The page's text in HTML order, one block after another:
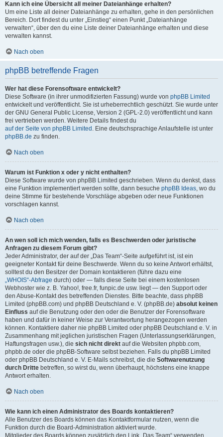
Kann ich eine Übersicht all meiner Dateianhänge erhalten?
Um eine Liste all deiner Dateianhänge zu erhalten, gehe in den persönlichen
Bereich. Dort findest du unter „Einstieg“ einen Punkt „Dateianhänge
verwalten“, über den du eine Liste deiner Dateianhänge erhalten und diese
verwalten kannst.
Nach oben
phpBB betreffende Fragen
Wer hat diese Forensoftware entwickelt?
Diese Software (in ihrer unmodifizierten Fassung) wurde von phpBB Limited
entwickelt und veröffentlicht. Sie ist urheberrechtlich geschützt. Sie wurde unter
der GNU General Public License, Version 2 (GPL-2.0) veröffentlicht und kann
frei vertrieben werden. Weitere Details findest du
auf der Seite von phpBB Limited . Eine deutschsprachige Anlaufstelle ist unter
phpBB.de zu finden.
Nach oben
Warum ist Funktion x oder y nicht enthalten?
Diese Software wurde von phpBB Limited geschrieben. Wenn du denkst, dass
eine Funktion implementiert werden sollte, dann besuche phpBB Ideas, wo du
deine Stimme für bestehende Vorschläge abgeben oder neue Funktionen
vorschlagen kannst.
Nach oben
An wen soll ich mich wenden, falls es Beschwerden oder juristische
Anfragen zu diesem Forum gibt?
Jeder Administrator, der auf der „Das Team“-Seite aufgeführt ist, ist ein
geeigneter Kontakt für deine Beschwerde. Wenn du so keine Antwort erhältst,
solltest du den Besitzer der Domain kontaktieren (führe dazu eine
„WHOIS“-Abfrage durch) oder — falls diese Seite bei einem kostenlosen
Webhoster wie z. B. Yahoo!, free.fr, funpic.de usw. liegt — den Support oder
den Abuse-Kontakt des betreffenden Dienstes. Bitte beachte, dass phpBB
Limited (phpBB.com) und phpBB Deutschland e. V. (phpBB.de) absolut keinen
Einfluss auf die Benutzung oder den oder die Benutzer der Forensoftware
haben und dafür in keiner Weise zur Verantwortung herangezogen werden
können. Kontaktiere daher nie phpBB Limited oder phpBB Deutschland e. V. in
Zusammenhang mit jeglichen juristischen Fragen (Unterlassungserklärungen,
Haftungsfragen usw.), die sich nicht direkt auf die Websiten phpbb.com,
phpbb.de oder die phpBB-Software selbst beziehen. Falls du phpBB Limited
oder phpBB Deutschland e. V. E-Mails schreibst, die die Softwarenutzung
durch Dritte betreffen, so wirst du, wenn überhaupt, höchstens eine knappe
Antwort erhalten.
Nach oben
Wie kann ich einen Administrator des Boards kontaktieren?
Alle Benutzer des Boards können das Kontaktformular nutzen, wenn die
Funktion durch die Board-Administration aktiviert wurde.
Mitglieder des Boards können zusätzlich den Link „Das Team“ verwenden.